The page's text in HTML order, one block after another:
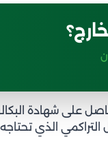
حاصل على شهادة
الذي